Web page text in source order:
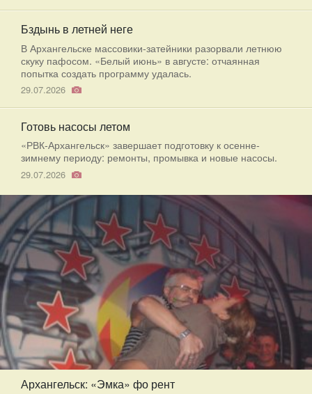
Бздынь в летней неге
В Архангельске массовики-затейники разорвали летнюю
скуку пафосом. «Белый июнь» в августе: отчаянная
попытка создать программу удалась.
29.07.2026
Готовь насосы летом
«РВК-Архангельск» завершает подготовку к осенне-
зимнему периоду: ремонты, промывка и новые насосы.
29.07.2026
Архангельск: «Эмка» фо рент